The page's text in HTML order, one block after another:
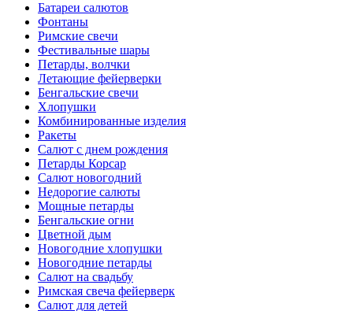
Батареи салютов
Фонтаны
Римские свечи
Фестивальные шары
Петарды, волчки
Летающие фейерверки
Бенгальские свечи
Хлопушки
Комбинированные изделия
Ракеты
Салют с днем рождения
Петарды Корсар
Салют новогодний
Недорогие салюты
Мощные петарды
Бенгальские огни
Цветной дым
Новогодние хлопушки
Новогодние петарды
Салют на свадьбу
Римская свеча фейерверк
Салют для детей